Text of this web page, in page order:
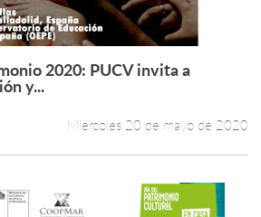
Leer más +
2020: PUCV invita a
y...
Miércoles 20 de mayo de 2020